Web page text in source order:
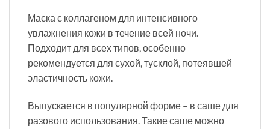
Маска с коллагеном для интенсивного
увлажнения кожи в течение всей ночи.
Подходит для всех типов, особенно
рекомендуется для сухой, тусклой, потеявшей
эластичность кожи.
Выпускается в популярной форме – в саше для
разового использования. Такие саше можно